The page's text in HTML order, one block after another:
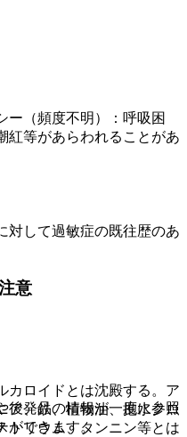
（頻度不明）：呼吸困
紅等があらわれることがあ
対して過敏症の既往歴のあ
意
ロイドとは沈殿する。ア
ア、鉄、植物油、抱水クロ
トリウム、タンニン等とは
後発品の情報が一度に参照
ができます。